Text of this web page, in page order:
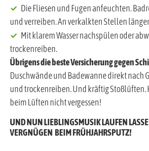
Die Fliesen und Fugen anfeuchten.
und verreiben. An verkalkten Stellen
Mit klarem Wasser nachspülen oder
trockenreiben.
Übrigens die beste Versicherung gegen
Duschwände und Badewanne direkt nach
und trockenreiben. Und kräftig Stoßlüften.
beim Lüften nicht vergessen!
UND NUN LIEBLINGSMUSIK LAUFEN
VERGNÜGEN BEIM FRÜHJAHRSPUTZ!